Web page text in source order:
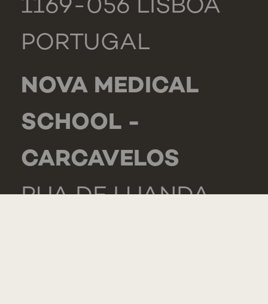
1169-056 LISBOA
PORTUGAL
NOVA MEDICAL
SCHOOL -
CARCAVELOS
RUA DE LUANDA